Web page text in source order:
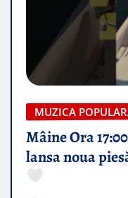
MUZICA
Mâine Ora
lansa noua